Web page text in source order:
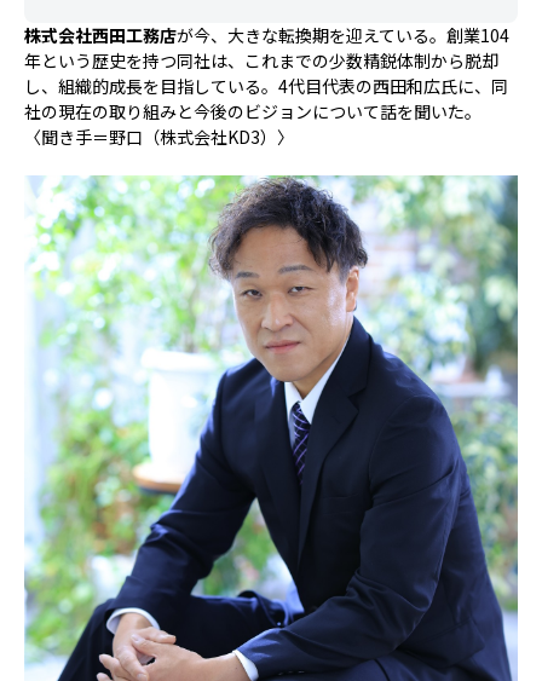
株式会社西田工務店が今、大きな転換期を迎えている。創業104
年という歴史を持つ同社は、これまでの少数精鋭体制から脱却
し、組織的成長を目指している。4代目代表の西田和広氏に、同
社の現在の取り組みと今後のビジョンについて話を聞いた。
〈聞き手＝野口（株式会社KD3）〉